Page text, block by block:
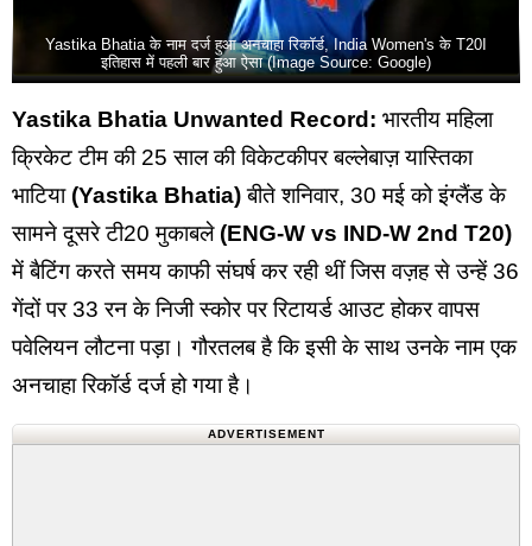
Yastika Bhatia के नाम दर्ज हुआ अनचाहा रिकॉर्ड, India Women's के T20I
इतिहास में पहली बार हुआ ऐसा (Image Source: Google)
Yastika Bhatia Unwanted Record: भारतीय महिला
क्रिकेट टीम की 25 साल की विकेटकीपर बल्लेबाज़ यास्तिका
भाटिया (Yastika Bhatia)बीते शनिवार, 30 मई को इंग्लैंड के
सामने दूसरे टी20 मुकाबले(ENG-W vs IND-W 2nd T20)
में बैटिंग करते समय काफी संघर्ष कर रही थीं जिस वज़ह से उन्हें 36
गेंदों पर 33 रन के निजी स्कोर पर रिटायर्ड आउट होकर वापस
पवेलियन लौटना पड़ा। गौरतलब है कि इसी के साथ उनके नाम एक
अनचाहा रिकॉर्ड दर्ज हो गया है।
ADVERTISEMENT